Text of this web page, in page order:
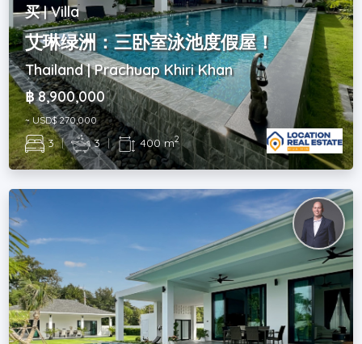
买 | Villa
艾琳绿洲：三卧室泳池度假屋！
Thailand | Prachuap Khiri Khan
฿ 8,900,000
~ USD$ 270,000
3 | 3 | 400 m2